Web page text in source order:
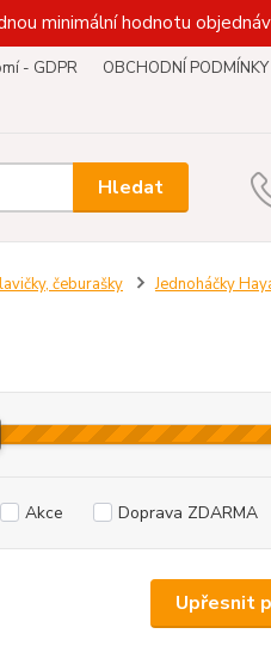
minimální hodnotu
- GDPR
OBCHODNÍ PODMÍNKY
Hledat
čeburašky Jednoháčky
Upřesnit
Akce Doprava ZDARMA